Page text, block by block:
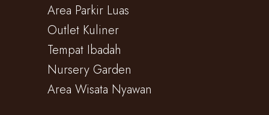
Area Parkir Luas
Outlet Kuliner
Tempat Ibadah
Nursery Garden
Area Wisata Nyawan